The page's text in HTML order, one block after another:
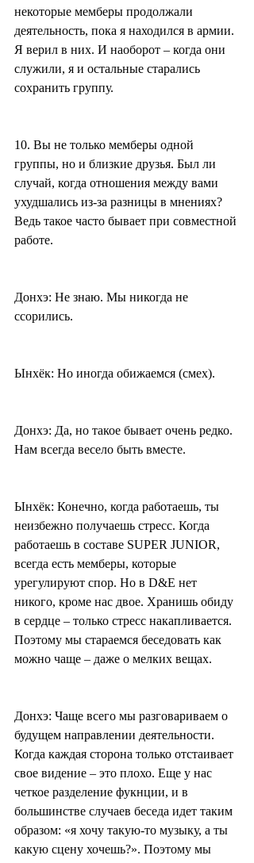
некоторые мемберы продолжали
деятельность, пока я находился в армии.
Я верил в них. И наоборот – когда они
служили, я и остальные старались
сохранить группу.
10. Вы не только мемберы одной
группы, но и близкие друзья. Был ли
случай, когда отношения между вами
ухудшались из-за разницы в мнениях?
Ведь такое часто бывает при совместной
работе.
Донхэ: Не знаю. Мы никогда не
ссорились.
Ынхёк: Но иногда обижаемся (смех).
Донхэ: Да, но такое бывает очень редко.
Нам всегда весело быть вместе.
Ынхёк: Конечно, когда работаешь, ты
неизбежно получаешь стресс. Когда
работаешь в составе SUPER JUNIOR,
всегда есть мемберы, которые
урегулируют спор. Но в D&E нет
никого, кроме нас двое. Хранишь обиду
в сердце – только стресс накапливается.
Поэтому мы стараемся беседовать как
можно чаще – даже о мелких вещах.
Донхэ: Чаще всего мы разговариваем о
будущем направлении деятельности.
Когда каждая сторона только отстаивает
свое видение – это плохо. Еще у нас
четкое разделение фукнции, и в
большинстве случаев беседа идет таким
образом: «я хочу такую-то музыку, а ты
какую сцену хочешь?». Поэтому мы